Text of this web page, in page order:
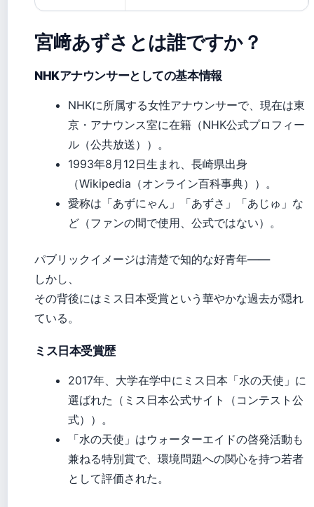
宮﨑あずさとは誰ですか？
NHKアナウンサーとしての基本情報
NHKに所属する女性アナウンサーで、現在は東
京・アナウンス室に在籍（NHK公式プロフィー
ル（公共放送））。
1993年8月12日生まれ、長崎県出身
（Wikipedia（オンライン百科事典））。
愛称は「あずにゃん」「あずさ」「あじゅ」な
ど（ファンの間で使用、公式ではない）。
パブリックイメージは清楚で知的な好青年——
しかし、
その背後にはミス日本受賞という華やかな過去が隠れ
ている。
ミス日本受賞歴
2017年、大学在学中にミス日本「水の天使」に
選ばれた（ミス日本公式サイト（コンテスト公
式））。
「水の天使」はウォーターエイドの啓発活動も
兼ねる特別賞で、環境問題への関心を持つ若者
として評価された。